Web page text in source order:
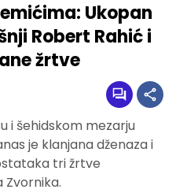
Ukopan
Robert Rahić i
žrtve
i šehidskom mezarju
je klanjana dženaza i
tri žrtve